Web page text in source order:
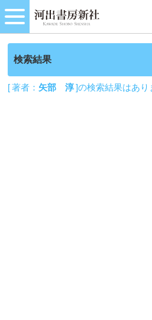
検索結果
[ 著者： 矢部 淳]の検索結果はあり